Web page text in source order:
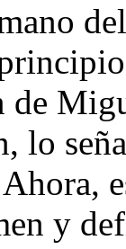
de
lo
y